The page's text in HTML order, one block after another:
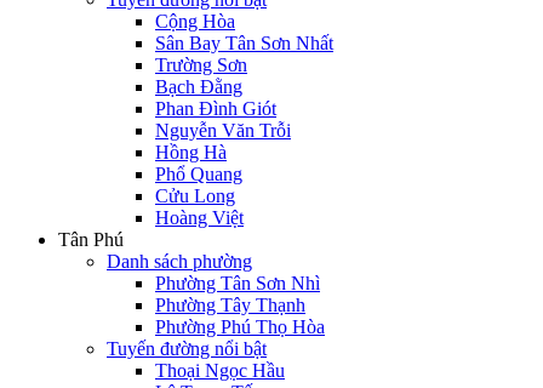
Cộng Hòa
Sân Bay Tân Sơn Nhất
Trường Sơn
Bạch Đằng
Phan Đình Giót
Nguyễn Văn Trỗi
Hồng Hà
Phổ Quang
Cửu Long
Hoàng Việt
Tân Phú
Danh sách phường
Phường Tân Sơn Nhì
Phường Tây Thạnh
Phường Phú Thọ Hòa
Tuyến đường nổi bật
Thoại Ngọc Hầu